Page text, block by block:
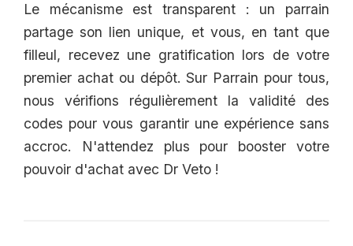
Le mécanisme est transparent : un parrain
partage son lien unique, et vous, en tant que
filleul, recevez une gratification lors de votre
premier achat ou dépôt. Sur Parrain pour tous,
nous vérifions régulièrement la validité des
codes pour vous garantir une expérience sans
accroc. N'attendez plus pour booster votre
pouvoir d'achat avec Dr Veto !